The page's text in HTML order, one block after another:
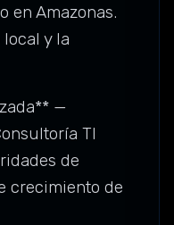
en Amazonas.
y la
—
TI
de
crecimiento de